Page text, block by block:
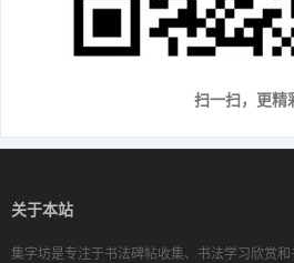
扫一扫，更精
关于本站
集字坊是专注于书法碑帖收集、书法学习欣赏